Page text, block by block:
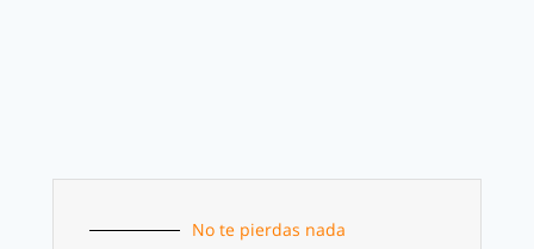
No te pierdas nada